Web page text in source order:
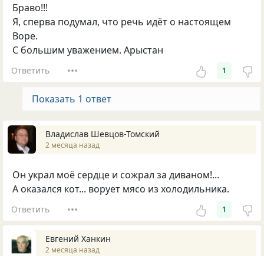
Браво!!!
Я, сперва подумал, что речь идёт о настоящем
Воре.
С большим уважением. Арыстан
Ответить 1
Показать 1 ответ
Владислав Шевцов-Томский
2 месяца назад
Он украл моё сердце и сожрал за диваном!...
А оказался кот... ворует мясо из холодильника.
Ответить 1
Евгений Ханкин
2 месяца назад